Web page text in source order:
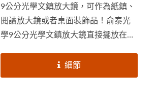
9公分光學文鎮放大鏡，可作為紙鎮、
閱讀放大鏡或者桌面裝飾品！俞泰光
學9公分光學文鎮放大鏡直接擺放在桌
著對焦距，閱讀書報時也不必一直移
動！適合老花眼的人使用，看報紙、
細節